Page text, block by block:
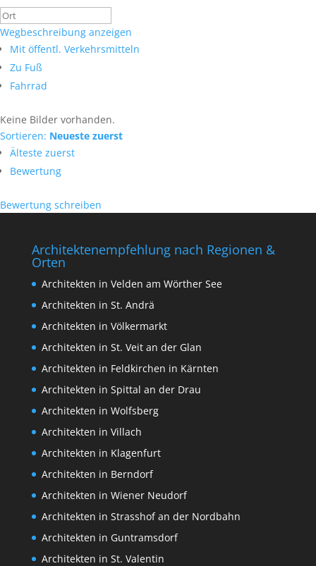
Wegbeschreibung anzeigen
Mit öffentl. Verkehrsmitteln
Zu Fuß
Fahrrad
Keine Bilder vorhanden.
Sortieren: Neueste zuerst
Älteste zuerst
Bewertung
Bewertung schreiben
Architektenempfehlung nach Regionen &
Orten
Architekten in Velden am Wörther See
Architekten in St. Andrä
Architekten in Völkermarkt
Architekten in St. Veit an der Glan
Architekten in Feldkirchen in Kärnten
Architekten in Spittal an der Drau
Architekten in Wolfsberg
Architekten in Villach
Architekten in Klagenfurt
Architekten in Berndorf
Architekten in Wiener Neudorf
Architekten in Strasshof an der Nordbahn
Architekten in Guntramsdorf
Architekten in St. Valentin